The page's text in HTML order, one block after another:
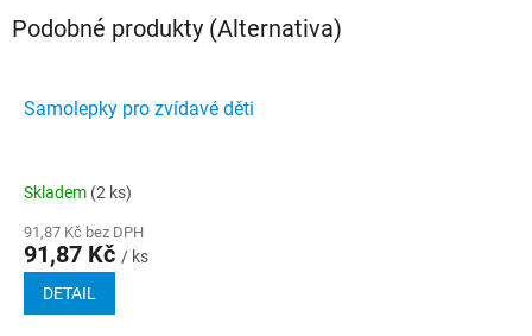
Podobné produkty (Alternativa)
Samolepky pro zvídavé děti
Skladem (2 ks)
91,87 Kč bez DPH
91,87 Kč / ks
DETAIL